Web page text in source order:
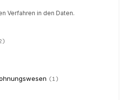
Verfahren in den Daten.
)
(1)